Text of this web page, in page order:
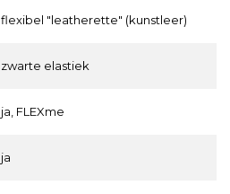
flexibel "leatherette" (kunstleer)
zwarte elastiek
ja, FLEXme
ja